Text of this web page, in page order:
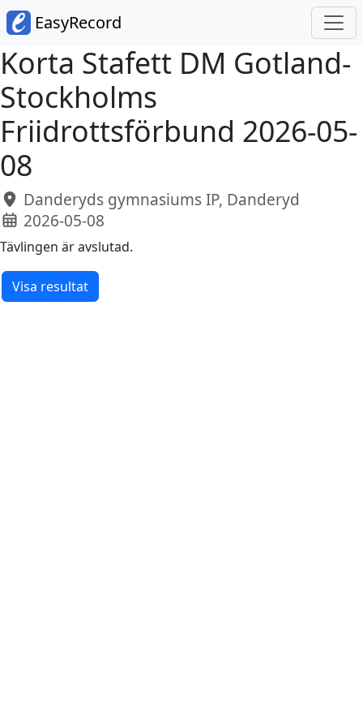
EasyRecord
Korta Stafett DM Gotland-
Stockholms
Friidrottsförbund 2026-05-
08
Danderyds gymnasiums IP, Danderyd
2026-05-08
Tävlingen är avslutad.
Visa resultat